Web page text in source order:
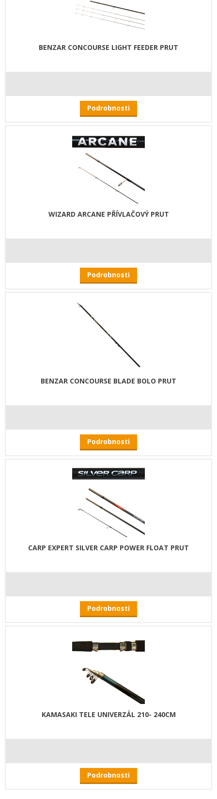
BENZAR CONCOURSE LIGHT FEEDER PRUT
Podrobnosti
WIZARD ARCANE PŘÍVLAČOVÝ PRUT
Podrobnosti
BENZAR CONCOURSE BLADE BOLO PRUT
Podrobnosti
CARP EXPERT SILVER CARP POWER FLOAT PRUT
Podrobnosti
KAMASAKI TELE UNIVERZÁL 210- 240CM
Podrobnosti